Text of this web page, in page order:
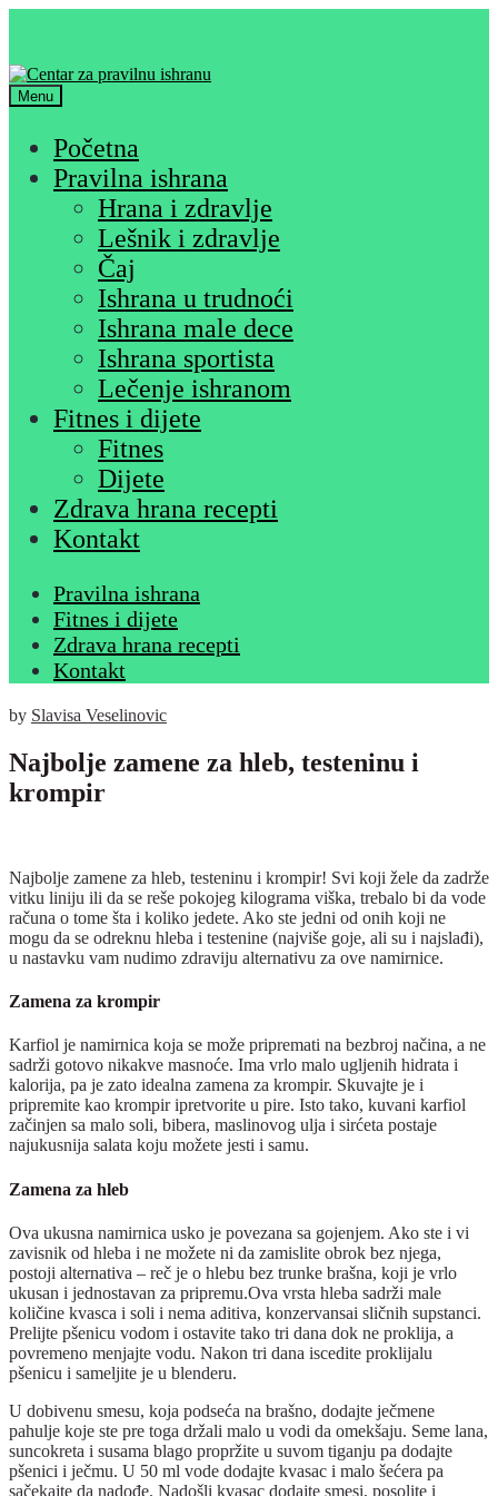
Menu
Početna
Pravilna ishrana
Hrana i zdravlje
Lešnik i zdravlje
Čaj
Ishrana u trudnoći
Ishrana male dece
Ishrana sportista
Lečenje ishranom
Fitnes i dijete
Fitnes
Dijete
Zdrava hrana recepti
Kontakt
Pravilna ishrana
Fitnes i dijete
Zdrava hrana recepti
Kontakt
by Slavisa Veselinovic
Najbolje zamene za hleb, testeninu i
krompir
Najbolje zamene za hleb, testeninu i krompir! Svi koji žele da zadrže
vitku liniju ili da se reše pokojeg kilograma viška, trebalo bi da vode
računa o tome šta i koliko jedete. Ako ste jedni od onih koji ne
mogu da se odreknu hleba i testenine (najviše goje, ali su i najslađi),
u nastavku vam nudimo zdraviju alternativu za ove namirnice.
Zamena za krompir
Karfiol je namirnica koja se može pripremati na bezbroj načina, a ne
sadrži gotovo nikakve masnoće. Ima vrlo malo ugljenih hidrata i
kalorija, pa je zato idealna zamena za krompir. Skuvajte je i
pripremite kao krompir ipretvorite u pire. Isto tako, kuvani karfiol
začinjen sa malo soli, bibera, maslinovog ulja i sirćeta postaje
najukusnija salata koju možete jesti i samu.
Zamena za hleb
Ova ukusna namirnica usko je povezana sa gojenjem. Ako ste i vi
zavisnik od hleba i ne možete ni da zamislite obrok bez njega,
postoji alternativa – reč je o hlebu bez trunke brašna, koji je vrlo
ukusan i jednostavan za pripremu.Ova vrsta hleba sadrži male
količine kvasca i soli i nema aditiva, konzervansai sličnih supstanci.
Prelijte pšenicu vodom i ostavite tako tri dana dok ne proklija, a
povremeno menjajte vodu. Nakon tri dana iscedite proklijalu
pšenicu i sameljite je u blenderu.
U dobivenu smesu, koja podseća na brašno, dodajte ječmene
pahulje koje ste pre toga držali malo u vodi da omekšaju. Seme lana,
suncokreta i susama blago propržite u suvom tiganju pa dodajte
pšenici i ječmu. U 50 ml vode dodajte kvasac i malo šećera pa
sačekajte da nadođe. Nadošli kvasac dodajte smesi, posolite i